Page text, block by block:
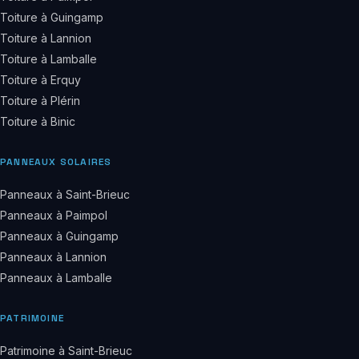
Toiture à Guingamp
Toiture à Lannion
Toiture à Lamballe
Toiture à Erquy
Toiture à Plérin
Toiture à Binic
PANNEAUX SOLAIRES
Panneaux à Saint-Brieuc
Panneaux à Paimpol
Panneaux à Guingamp
Panneaux à Lannion
Panneaux à Lamballe
PATRIMOINE
Patrimoine à Saint-Brieuc